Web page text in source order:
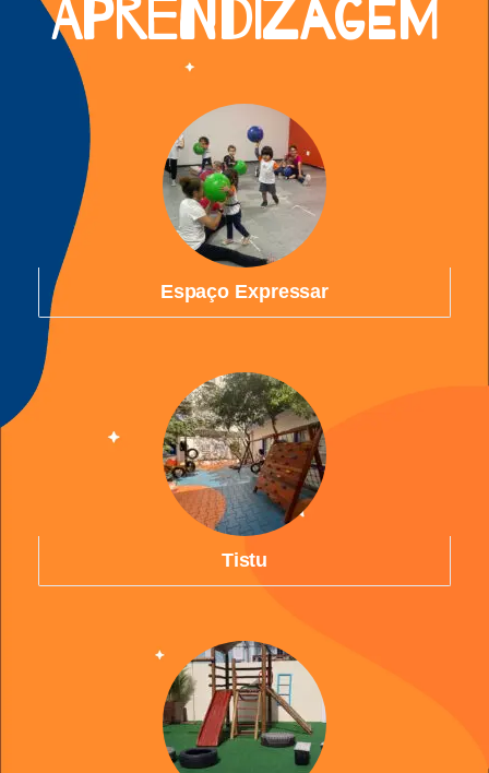
APRENDIZAGEM
Espaço Expressar
Tistu